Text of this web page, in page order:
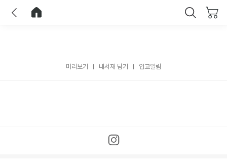
미리보기 내서재 담기 입고알림